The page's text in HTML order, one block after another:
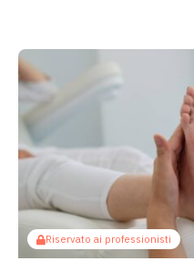
Riservato ai professionisti